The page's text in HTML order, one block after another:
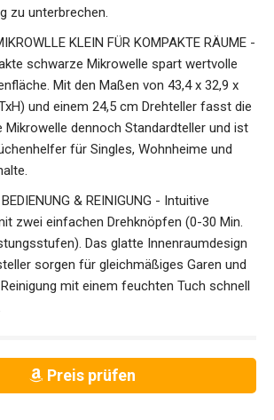
zu unterbrechen.
KLEIN FÜR KOMPAKTE RÄUME -
schwarze Mikrowelle spart wertvolle
Mit den Maßen von 43,4 x 32,9 x
und einem 24,5 cm Drehteller fasst die
Mikrowelle dennoch Standardteller und ist
für Singles, Wohnheime und
& REINIGUNG - Intuitive
zwei einfachen Drehknöpfen (0-30 Min.
Das glatte Innenraumdesign
sorgen für gleichmäßiges Garen und
mit einem feuchten Tuch schnell
Preis prüfen